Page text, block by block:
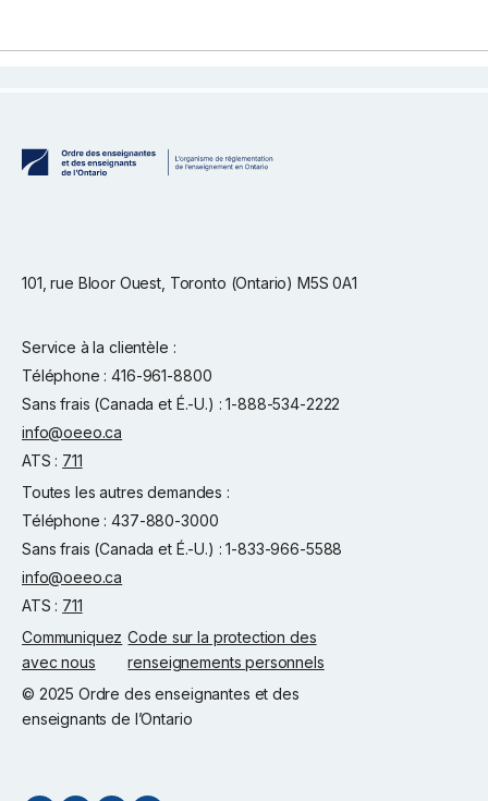
101, rue Bloor Ouest, Toronto (Ontario) M5S 0A1
Service à la clientèle :
Téléphone : 416-961-8800
Sans frais (Canada et É.-U.) : 1-888-534-2222
info@oeeo.ca
ATS : 711
Toutes les autres demandes :
Téléphone : 437-880-3000
Sans frais (Canada et É.-U.) : 1-833-966-5588
info@oeeo.ca
ATS : 711
Communiquez
avec nous
Code sur la protection des
renseignements personnels
© 2025 Ordre des enseignantes et des
enseignants de l’Ontario